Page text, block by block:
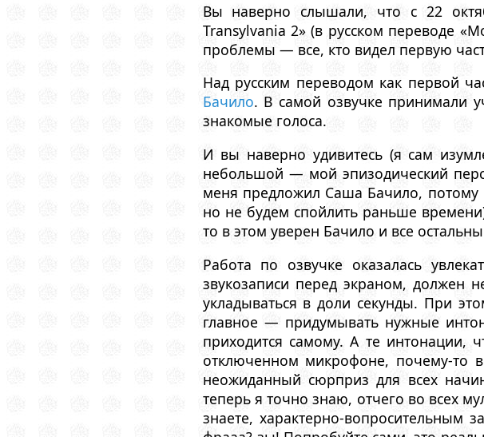
Вы наверно слышали, что с 22
Transylvania 2» (в русском переводе
проблемы — все, кто видел первую
Над русским переводом как первой
Бачило. В самой озвучке принимали
знакомые голоса.
И вы наверно удивитесь (я сам
небольшой — мой эпизодический
меня предложил Саша Бачило, потому
но не будем спойлить раньше
то в этом уверен Бачило и все
Работа по озвучке оказалась
звукозаписи перед экраном, должен
укладываться в доли секунды. При
главное — придумывать нужные
приходится самому. А те интонации,
отключенном микрофоне, почему-то
неожиданный сюрприз для всех
теперь я точно знаю, отчего во всех
знаете, характерно-